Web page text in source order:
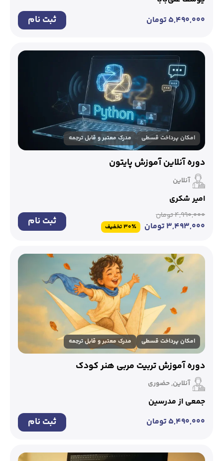
۵,۴۹۰,۰۰۰ تومان ثبت نام
امکان پرداخت قسطی مدرک معتبر و قابل ترجمه
دوره آنلاین آموزش پایتون
آنلاین
امیر شکری
۴,۹۹۰,۰۰۰تومان
۳,۴۹۳,۰۰۰تومان 30٪ تخفیف ثبت نام
امکان پرداخت قسطی مدرک معتبر و قابل ترجمه
دوره آموزش تربیت مربی هنر کودک
آنلاین, حضوری
جمعی از مدرسین
۵,۴۹۰,۰۰۰ تومان ثبت نام